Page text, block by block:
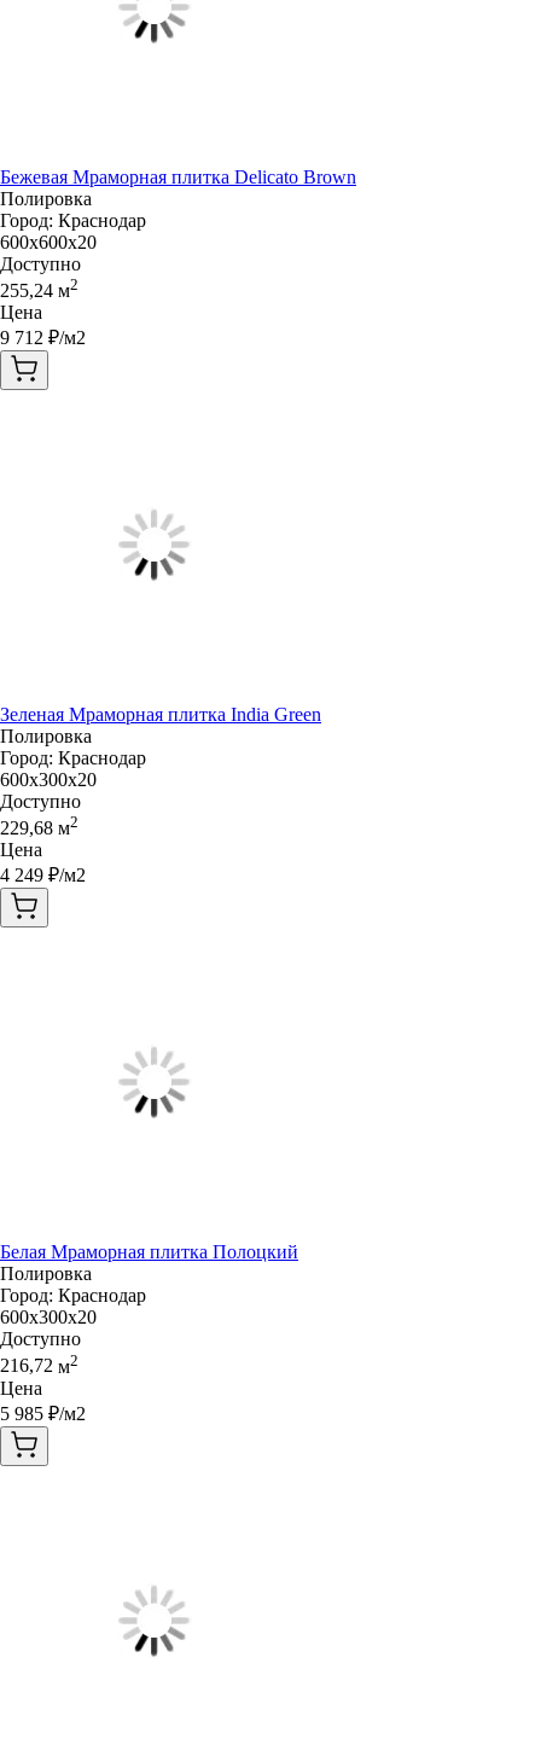
Бежевая Мраморная плитка Delicato Brown
Полировка
Город: Краснодар
600x600x20
Доступно
255,24 м2
Цена
9 712 ₽/м2
Зеленая Мраморная плитка India Green
Полировка
Город: Краснодар
600x300x20
Доступно
229,68 м2
Цена
4 249 ₽/м2
Белая Мраморная плитка Полоцкий
Полировка
Город: Краснодар
600x300x20
Доступно
216,72 м2
Цена
5 985 ₽/м2